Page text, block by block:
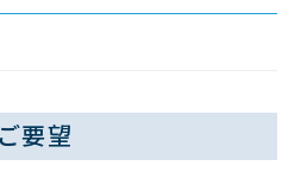
要望